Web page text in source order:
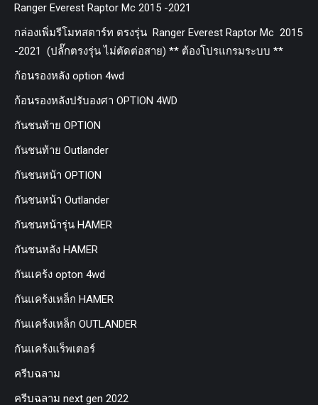
Ranger Everest Raptor Mc 2015 -2021
กล่องเพิ่มรีโมทสตาร์ท ตรงรุ่น Ranger Everest Raptor Mc 2015
-2021 (ปลั๊กตรงรุ่น ไม่ตัดต่อสาย) ** ต้องโปรแกรมระบบ **
ก้อนรองหลัง option 4wd
ก้อนรองหลังปรับองศา OPTION 4WD
กันชนท้าย OPTION
กันชนท้าย Outlander
กันชนหน้า OPTION
กันชนหน้า Outlander
กันชนหน้ารุ่น HAMER
กันชนหลัง HAMER
กันแคร้ง opton 4wd
กันแคร้งเหล็ก HAMER
กันแคร้งเหล็ก OUTLANDER
กันแคร้งแร็พเตอร์
ครีบฉลาม
ครีบฉลาม next gen 2022